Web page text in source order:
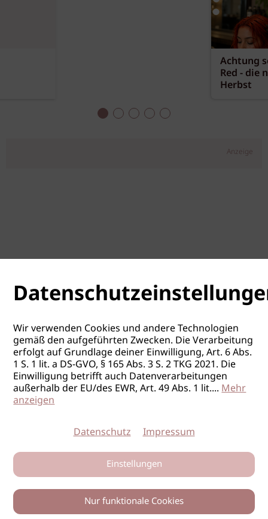
Achtung
Red - die
Herbst
Anzeige
Wir verwenden Cookies und andere Technologien
gemäß den aufgeführten Zwecken. Die Verarbeitung
erfolgt auf Grundlage deiner Einwilligung, Art. 6 Abs.
1 S. 1 lit. a DS-GVO, § 165 Abs. 3 S. 2 TKG 2021. Die
Einwilligung betrifft auch Datenverarbeitungen
außerhalb der EU/des EWR, Art. 49 Abs. 1 lit....Mehr
anzeigen
Datenschutz Impressum
Einstellungen
Nur funktionale Cookies